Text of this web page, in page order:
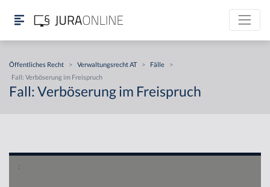
Öffentliches Recht > Verwaltungsrecht AT > Fälle
>
Fall: Verböserung im Freispruch
Fall: Verböserung im Freispruch